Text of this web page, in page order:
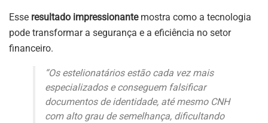
Esse resultado impressionantemostra como a tecnologia
pode transformar a segurança e a eficiência no setor
financeiro.
“Os estelionatários estão cada vez mais
especializados e conseguem falsificar
documentos de identidade, até mesmo CNH
com alto grau de semelhança, dificultando